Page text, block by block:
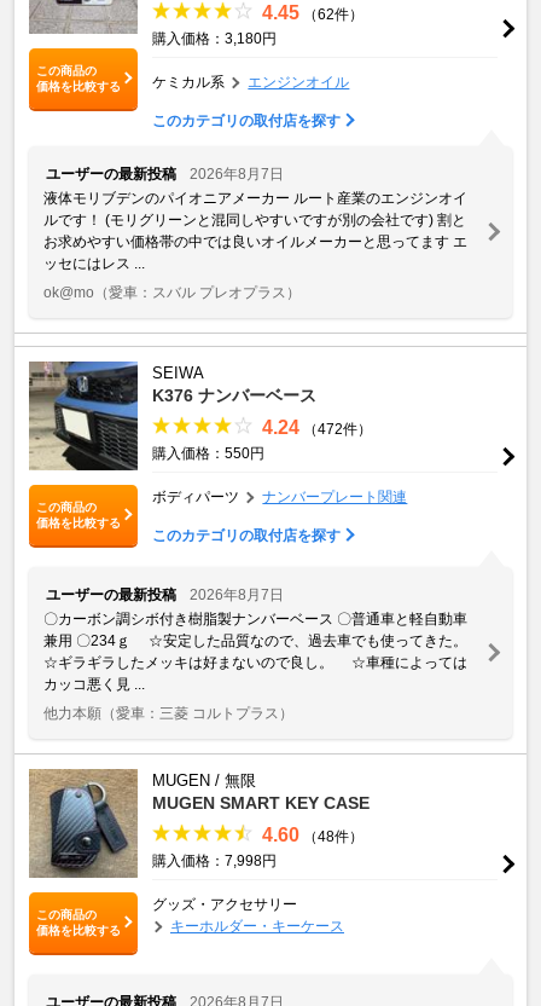
この商品の
価格を比較する
4.45
（62件）
購入価格：3,180円
ケミカル系 エンジンオイル
このカテゴリの取付店を探す
ユーザーの最新投稿
2026年8月7日
液体モリブデンのパイオニアメーカー ルート産業のエンジンオイ
ルです！ (モリグリーンと混同しやすいですが別の会社です) 割と
お求めやすい価格帯の中では良いオイルメーカーと思ってます エ
ッセにはレス ...
ok@mo （愛車：スバル プレオプラス）
この商品の
価格を比較する
SEIWA
K376 ナンバーベース
4.24
（472件）
購入価格：550円
ボディパーツ ナンバープレート関連
このカテゴリの取付店を探す
ユーザーの最新投稿
2026年8月7日
〇カーボン調シボ付き樹脂製ナンバーベース 〇普通車と軽自動車
兼用 〇234ｇ ☆安定した品質なので、過去車でも使ってきた。
☆ギラギラしたメッキは好まないので良し。 ☆車種によっては
カッコ悪く見 ...
他力本願 （愛車：三菱 コルトプラス）
この商品の
価格を比較する
MUGEN / 無限
MUGEN SMART KEY CASE
4.60
（48件）
購入価格：7,998円
グッズ・アクセサリー
キーホルダー・キーケース
ユーザーの最新投稿
2026年8月7日